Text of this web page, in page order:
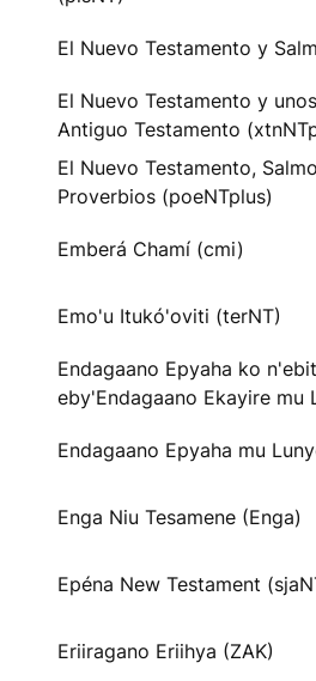
El Nuevo Testamento y
El Nuevo Testamento y
Antiguo Testamento
El Nuevo Testamento,
Proverbios (poeNTplus)
Emberá Chamí (cmi)
Emo'u Itukó'oviti (terNT)
Endagaano Epyaha ko
eby'Endagaano Ekayire mu
Endagaano Epyaha mu
Enga Niu Tesamene (Enga)
Epéna New Testament
Eriiragano Eriihya (ZAK)